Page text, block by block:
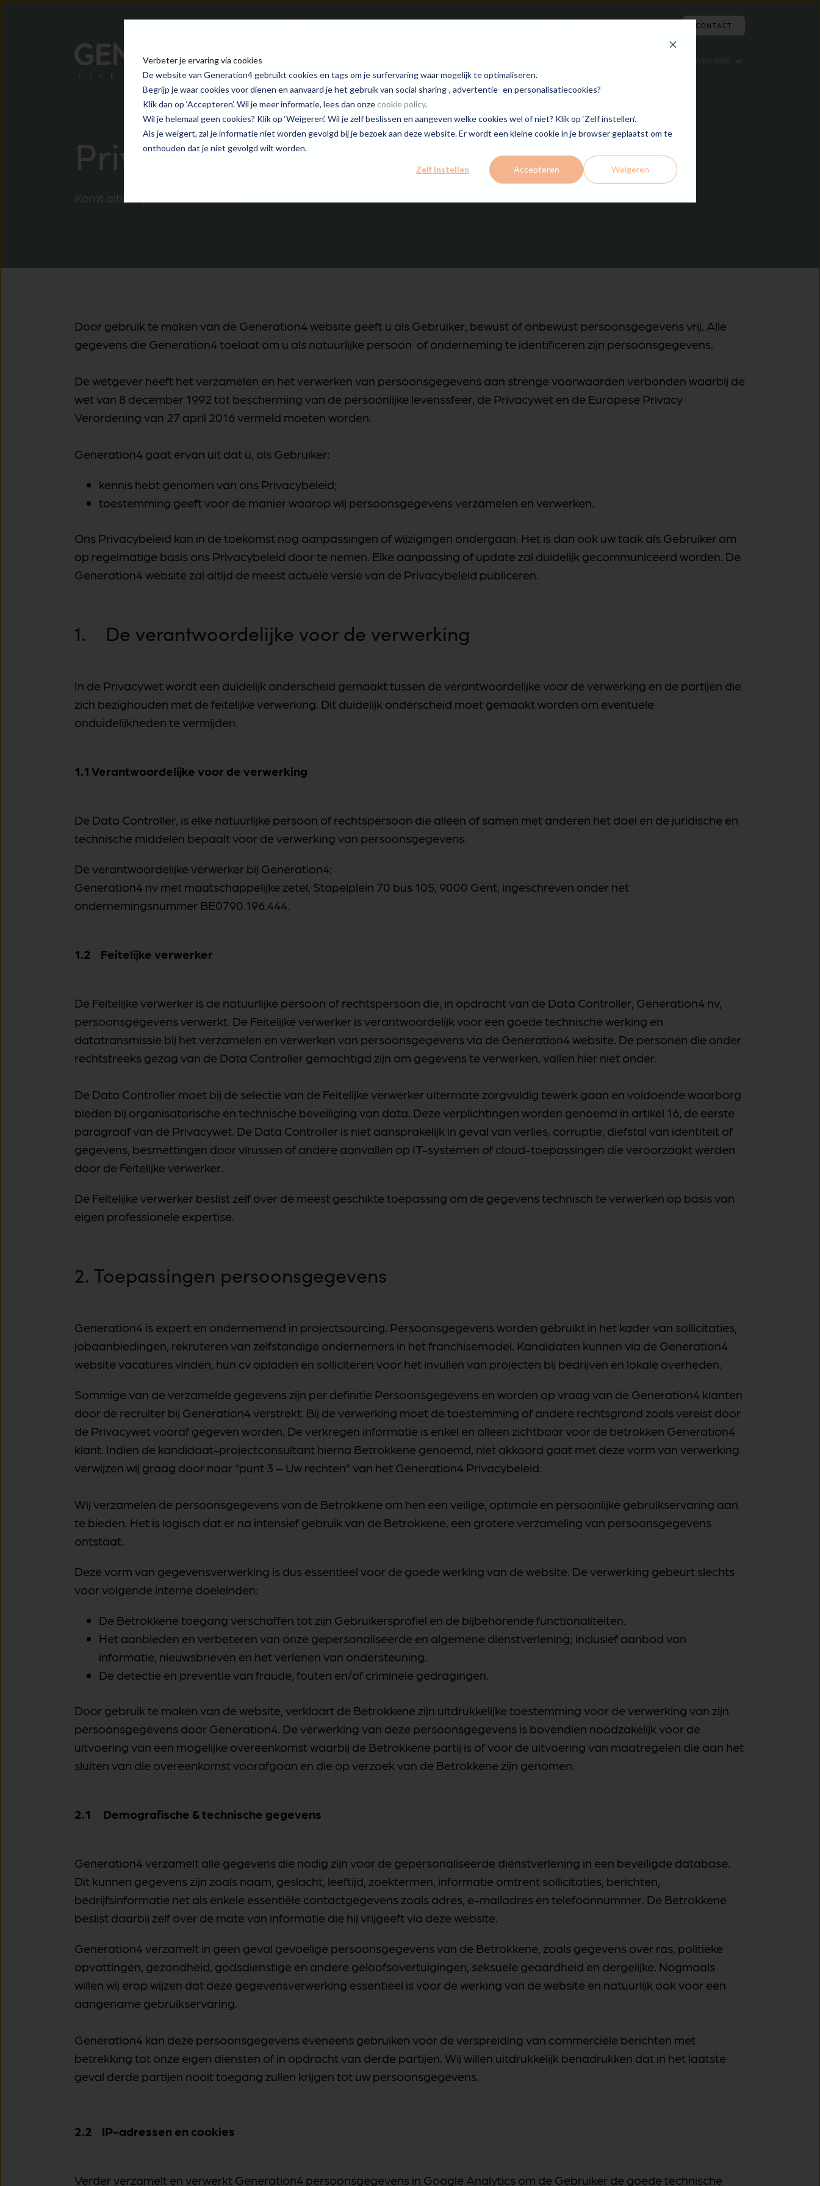
Verbeter je ervaring via cookies
De website van Generation4 gebruikt cookies en tags om je surfervaring waar mogelijk te optimaliseren.
Begrijp je waar cookies voor dienen en aanvaard je het gebruik van social sharing-, advertentie- en personalisatiecookies?
Klik dan op ‘Accepteren’. Wil je meer informatie, lees dan onzecookie policy.
Wil je helemaal geen cookies? Klik op ‘Weigeren’. Wil je zelf beslissen en aangeven welke cookies wel of niet? Klik op ‘Zelf instellen’.
Als je weigert, zal je informatie niet worden gevolgd bij je bezoek aan deze website. Er wordt een kleine cookie in je browser geplaatst om te
onthouden dat je niet gevolgd wilt worden.
Zelf instellen Accepteren Weigeren
CONTACT
Show submenu for Voor TalentenShow submenu for Voor Partners
OVER ONS Show submenu for
Privacy
Komt altijd op de eerste plaats.
Door gebruik te maken van de Generation4 website geeft u als Gebruiker, bewust of onbewust persoonsgegevens vrij. Alle
gegevens die Generation4 toelaat om u als natuurlijke persoon of onderneming te identificeren zijn persoonsgegevens.
De wetgever heeft het verzamelen en het verwerken van persoonsgegevens aan strenge voorwaarden verbonden waarbij de
wet van 8 december 1992 tot bescherming van de persoonlijke levenssfeer, de Privacywet en de Europese Privacy
Verordening van 27 april 2016 vermeld moeten worden.
Generation4 gaat ervan uit dat u, als Gebruiker:
kennis hebt genomen van ons Privacybeleid;
toestemming geeft voor de manier waarop wij persoonsgegevens verzamelen en verwerken.
Ons Privacybeleid kan in de toekomst nog aanpassingen of wijzigingen ondergaan. Het is dan ook uw taak als Gebruiker om
op regelmatige basis ons Privacybeleid door te nemen. Elke aanpassing of update zal duidelijk gecommuniceerd worden. De
Generation4 website zal altijd de meest actuele versie van de Privacybeleid publiceren.
1. De verantwoordelijke voor de verwerking
In de Privacywet wordt een duidelijk onderscheid gemaakt tussen de verantwoordelijke voor de verwerking en de partijen die
zich bezighouden met de feitelijke verwerking. Dit duidelijk onderscheid moet gemaakt worden om eventuele
onduidelijkheden te vermijden.
1.1 Verantwoordelijke voor de verwerking
De Data Controller, is elke natuurlijke persoon of rechtspersoon die alleen of samen met anderen het doel en de juridische en
technische middelen bepaalt voor de verwerking van persoonsgegevens.
De verantwoordelijke verwerker bij Generation4:
Generation4 nv met maatschappelijke zetel, Stapelplein 70 bus 105, 9000 Gent, ingeschreven onder het
ondernemingsnummer BE0790.196.444.
1.2 Feitelijke verwerker
De Feitelijke verwerker is de natuurlijke persoon of rechtspersoon die, in opdracht van de Data Controller, Generation4 nv,
persoonsgegevens verwerkt. De Feitelijke verwerker is verantwoordelijk voor een goede technische werking en
datatransmissie bij het verzamelen en verwerken van persoonsgegevens via de Generation4 website. De personen die onder
rechtstreeks gezag van de Data Controller gemachtigd zijn om gegevens te verwerken, vallen hier niet onder.
De Data Controller moet bij de selectie van de Feitelijke verwerker uitermate zorgvuldig tewerk gaan en voldoende waarborg
bieden bij organisatorische en technische beveiliging van data. Deze verplichtingen worden genoemd in artikel 16, de eerste
paragraaf van de Privacywet. De Data Controller is niet aansprakelijk in geval van verlies, corruptie, diefstal van identiteit of
gegevens, besmettingen door virussen of andere aanvallen op IT-systemen of cloud-toepassingen die veroorzaakt werden
door de Feitelijke verwerker.
De Feitelijke verwerker beslist zelf over de meest geschikte toepassing om de gegevens technisch te verwerken op basis van
eigen professionele expertise.
2. Toepassingen persoonsgegevens
Generation4 is expert en ondernemend in projectsourcing. Persoonsgegevens worden gebruikt in het kader van sollicitaties,
jobaanbiedingen, rekruteren van zelfstandige ondernemers in het franchisemodel. Kandidaten kunnen via de Generation4
website vacatures vinden, hun cv opladen en solliciteren voor het invullen van projecten bij bedrijven en lokale overheden.
Sommige van de verzamelde gegevens zijn per definitie Persoonsgegevens en worden op vraag van de Generation4 klanten
door de recruiter bij Generation4 verstrekt. Bij de verwerking moet de toestemming of andere rechtsgrond zoals vereist door
de Privacywet vooraf gegeven worden. De verkregen informatie is enkel en alleen zichtbaar voor de betrokken Generation4
klant. Indien de kandidaat-projectconsultant hierna Betrokkene genoemd, niet akkoord gaat met deze vorm van verwerking
verwijzen wij graag door naar “punt 3 – Uw rechten” van het Generation4 Privacybeleid.
Wij verzamelen de persoonsgegevens van de Betrokkene om hen een veilige, optimale en persoonlijke gebruikservaring aan
te bieden. Het is logisch dat er na intensief gebruik van de Betrokkene, een grotere verzameling van persoonsgegevens
ontstaat.
Deze vorm van gegevensverwerking is dus essentieel voor de goede werking van de website. De verwerking gebeurt slechts
voor volgende interne doeleinden:
De Betrokkene toegang verschaffen tot zijn Gebruikersprofiel en de bijbehorende functionaliteiten.
Het aanbieden en verbeteren van onze gepersonaliseerde en algemene dienstverlening; inclusief aanbod van
informatie, nieuwsbrieven en het verlenen van ondersteuning.
De detectie en preventie van fraude, fouten en/of criminele gedragingen.
Door gebruik te maken van de website, verklaart de Betrokkene zijn uitdrukkelijke toestemming voor de verwerking van zijn
persoonsgegevens door Generation4. De verwerking van deze persoonsgegevens is bovendien noodzakelijk voor de
uitvoering van een mogelijke overeenkomst waarbij de Betrokkene partij is of voor de uitvoering van maatregelen die aan het
sluiten van die overeenkomst voorafgaan en die op verzoek van de Betrokkene zijn genomen.
2.1 Demografische & technische gegevens
Generation4 verzamelt alle gegevens die nodig zijn voor de gepersonaliseerde dienstverlening in een beveiligde database.
Dit kunnen gegevens zijn zoals naam, geslacht, leeftijd, zoektermen, informatie omtrent sollicitaties, berichten,
bedrijfsinformatie net als enkele essentiële contactgegevens zoals adres, e-mailadres en telefoonnummer. De Betrokkene
beslist daarbij zelf over de mate van informatie die hij vrijgeeft via deze website.
Generation4 verzamelt in geen geval gevoelige persoonsgegevens van de Betrokkene, zoals gegevens over ras, politieke
opvattingen, gezondheid, godsdienstige en andere geloofsovertuigingen, seksuele geaardheid en dergelijke. Nogmaals
willen wij erop wijzen dat deze gegevensverwerking essentieel is voor de werking van de website en natuurlijk ook voor een
aangename gebruikservaring.
Generation4 kan deze persoonsgegevens eveneens gebruiken voor de verspreiding van commerciële berichten met
betrekking tot onze eigen diensten of in opdracht van derde partijen. Wij willen uitdrukkelijk benadrukken dat in het laatste
geval derde partijen nooit toegang zullen krijgen tot uw persoonsgegevens.
2.2 IP-adressen en cookies
Verder verzamelt en verwerkt Generation4 persoonsgegevens in Google Analytics om de Gebruiker de goede technische